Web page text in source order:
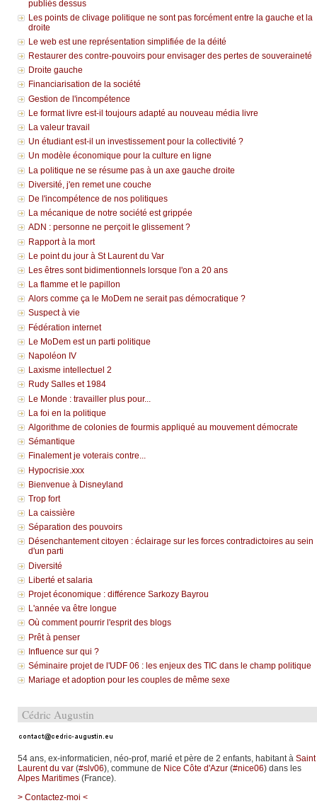
publiés dessus
Les points de clivage politique ne sont pas forcément entre la gauche et la
droite
Le web est une représentation simplifiée de la déité
Restaurer des contre-pouvoirs pour envisager des pertes de souveraineté
Droite gauche
Financiarisation de la société
Gestion de l'incompétence
Le format livre est-il toujours adapté au nouveau média livre
La valeur travail
Un étudiant est-il un investissement pour la collectivité ?
Un modèle économique pour la culture en ligne
La politique ne se résume pas à un axe gauche droite
Diversité, j'en remet une couche
De l'incompétence de nos politiques
La mécanique de notre société est grippée
ADN : personne ne perçoit le glissement ?
Rapport à la mort
Le point du jour à St Laurent du Var
Les êtres sont bidimentionnels lorsque l'on a 20 ans
La flamme et le papillon
Alors comme ça le MoDem ne serait pas démocratique ?
Suspect à vie
Fédération internet
Le MoDem est un parti politique
Napoléon IV
Laxisme intellectuel 2
Rudy Salles et 1984
Le Monde : travailler plus pour...
La foi en la politique
Algorithme de colonies de fourmis appliqué au mouvement démocrate
Sémantique
Finalement je voterais contre...
Hypocrisie.xxx
Bienvenue à Disneyland
Trop fort
La caissière
Séparation des pouvoirs
Désenchantement citoyen : éclairage sur les forces contradictoires au sein
d'un parti
Diversité
Liberté et salaria
Projet économique : différence Sarkozy Bayrou
L'année va être longue
Où comment pourrir l'esprit des blogs
Prêt à penser
Influence sur qui ?
Séminaire projet de l'UDF 06 : les enjeux des TIC dans le champ politique
Mariage et adoption pour les couples de même sexe
Cédric Augustin
54 ans, ex-informaticien, néo-prof, marié et père de 2 enfants, habitant à Saint
Laurent du var(#slv06), commune de Nice Côte d'Azur(#nice06) dans les
Alpes Maritimes(France).
> Contactez-moi <